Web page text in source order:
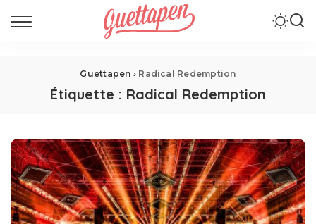
Guettapen › Radical Redemption
Étiquette : Radical Redemption